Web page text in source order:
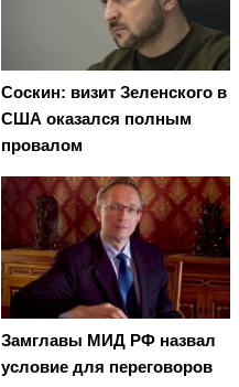
Соскин: визит Зеленского в
США оказался полным
провалом
Замглавы МИД РФ назвал
условие для переговоров